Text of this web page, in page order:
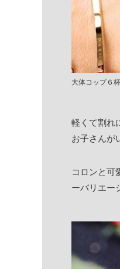
大体コップ６
軽くて割れ
お子さんが
コロンと可
ーバリエー